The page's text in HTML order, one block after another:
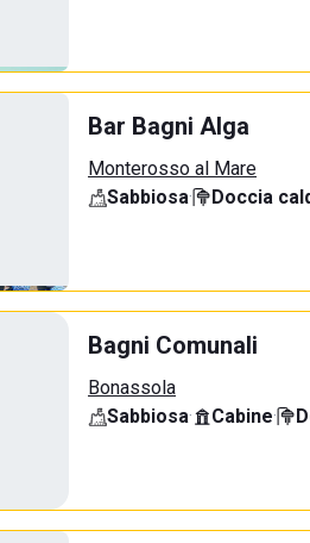
Bar Bagni Alga
Monterosso al Mare
Sabbiosa· Doccia
Bagni Comunali
Bonassola
Sabbiosa· Cabine·